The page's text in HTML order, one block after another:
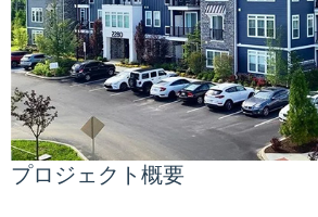
プロジェクト概要